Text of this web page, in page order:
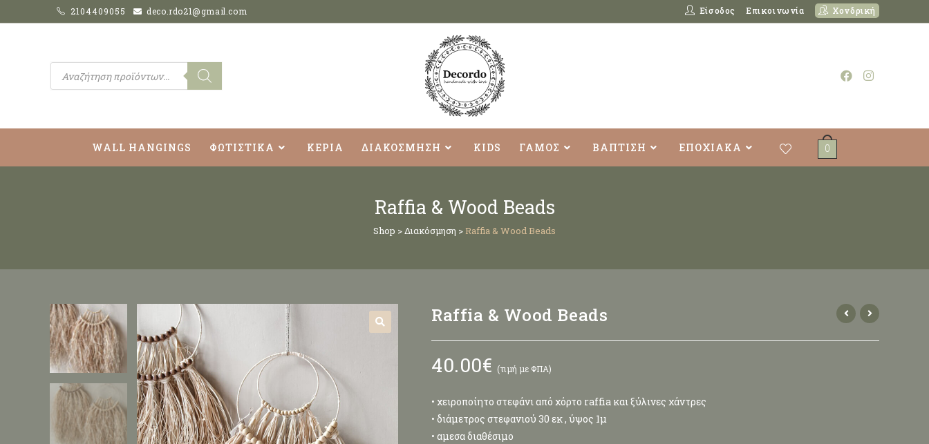
Είσοδος Επικοινωνία Χονδρική
2104409055 deco.rdo21@gmail.com
WALL HANGINGS ΦΩΤΙΣΤΙΚΑ ΚΕΡΙΑ ΔΙΑΚΟΣΜΗΣΗ KIDS ΓΑΜΟΣ ΒΑΠΤΙΣΗ ΕΠΟΧΙΑΚΑ 0
Raffia & Wood Beads
Shop >Διακόσμηση > Raffia & Wood Beads
Raffia & Wood Beads
40.00€ (τιμή με ΦΠΑ)
• χειροποίητο στεφάνι από χόρτο raffia και ξύλινες χάντρες
• διάμετρος στεφανιού 30 εκ , ύψος 1μ
• αμεσα διαθέσιμο